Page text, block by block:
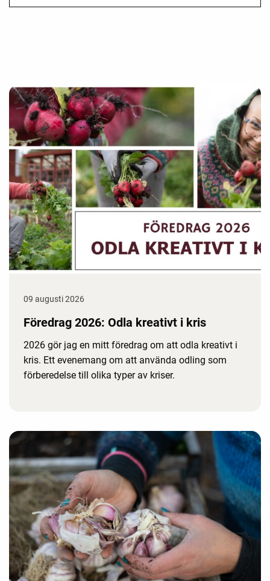
09 augusti 2026
Föredrag 2026: Odla kreativt i kris
2026 gör jag en mitt föredrag om att odla kreativt i
kris. Ett evenemang om att använda odling som
förberedelse till olika typer av kriser.